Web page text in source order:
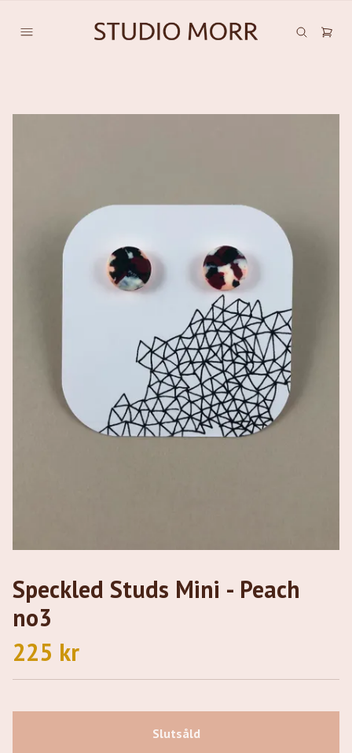
Speckled Studs Mini - Peach
no3
225 kr
Slutsåld